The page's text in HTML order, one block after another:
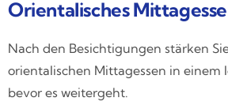
Orientalisches
Nach den Besichtigungen stärken
orientalischen Mittagessen in einem
bevor es weitergeht.